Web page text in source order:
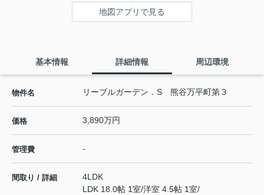
地図アプリで見る
基本情報 詳細情報 周辺環境
物件名 リーブルガーデン．S 熊谷万平町第３
価格 3,890万円
管理費 -
間取り / 詳細
4LDK
LDK 18.0帖 1室/洋室 4.5帖 1室/